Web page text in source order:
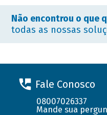
Não encontrou o que
todas as nossas
Fale Conosco
08007026337
Mande sua